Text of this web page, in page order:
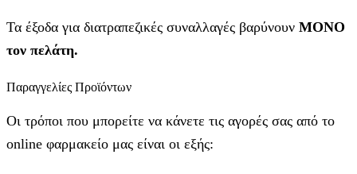
Τα έξοδα για διατραπεζικές συναλλαγές βαρύνουν MONO
τον πελάτη.
Παραγγελίες Προϊόντων
Οι τρόποι που μπορείτε να κάνετε τις αγορές σας από το
online φαρμακείο μας είναι οι εξής: